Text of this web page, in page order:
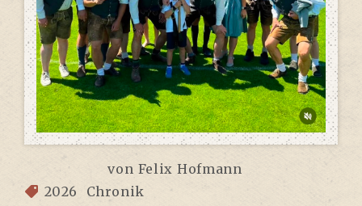
von Felix Hofmann
2026
Chronik